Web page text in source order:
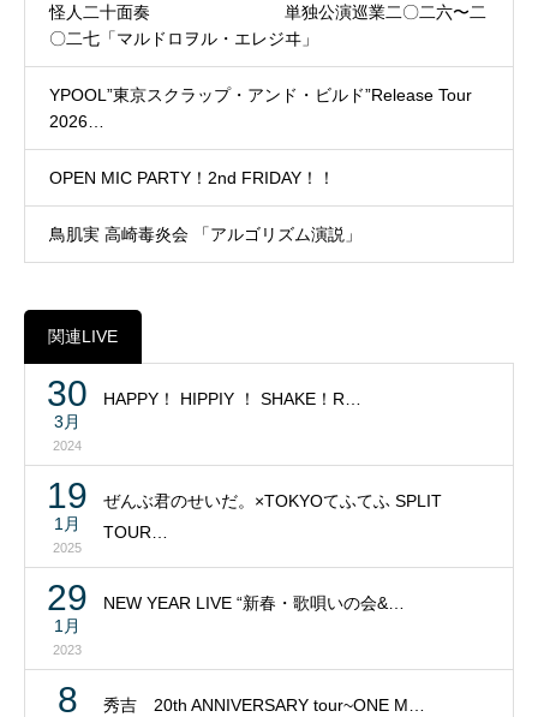
怪人二十面奏 単独公演巡業二〇二六〜二
〇二七「マルドロヲル・エレジヰ」
YPOOL”東京スクラップ・アンド・ビルド”Release Tour
2026…
OPEN MIC PARTY！2nd FRIDAY！！
鳥肌実 高崎毒炎会 「アルゴリズム演説」
関連LIVE
30
3月
2024
HAPPY！ HIPPIY ！ SHAKE！R…
19
1月
2025
ぜんぶ君のせいだ。×TOKYOてふてふ SPLIT
TOUR…
29
1月
2023
NEW YEAR LIVE “新春・歌唄いの会&…
8 秀吉 20th ANNIVERSARY tour~ONE M…